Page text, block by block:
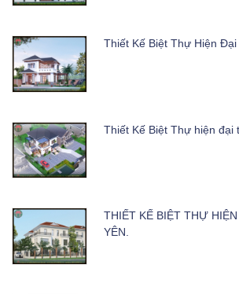
Thiết Kế Biệt Thự Hiện Đại
Thiết Kế Biệt Thự hiện đại
THIẾT KẾ BIỆT THỰ
YÊN.